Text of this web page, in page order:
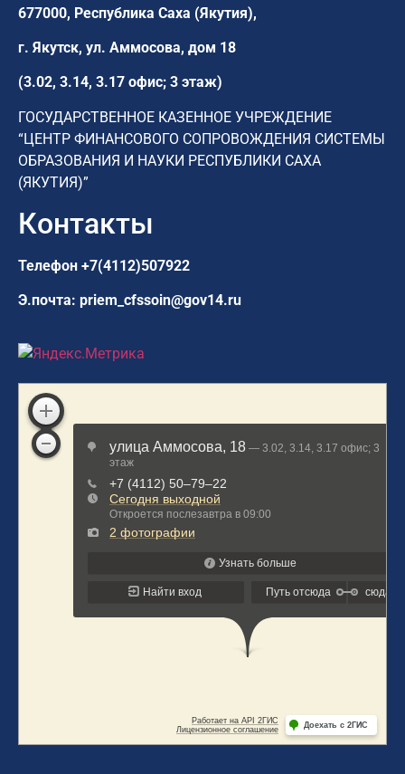
677000, Республика Саха (Якутия),
г. Якутск, ул. Аммосова, дом 18
(3.02, 3.14, 3.17 офис; 3 этаж)
ГОСУДАРСТВЕННОЕ КАЗЕННОЕ УЧРЕЖДЕНИЕ
“ЦЕНТР ФИНАНСОВОГО СОПРОВОЖДЕНИЯ СИСТЕМЫ
ОБРАЗОВАНИЯ И НАУКИ РЕСПУБЛИКИ САХА
(ЯКУТИЯ)”
Контакты
Телефон +7(4112)507922
Э.почта: priem_cfssoin@gov14.ru